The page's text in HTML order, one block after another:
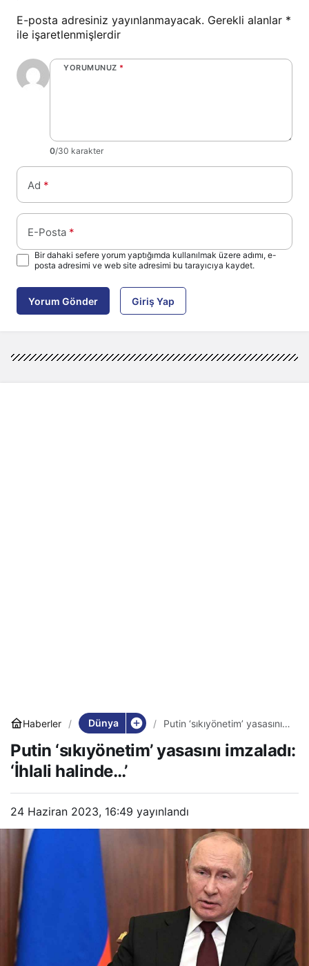
E-posta adresiniz yayınlanmayacak. Gerekli alanlar *
ile işaretlenmişlerdir
YORUMUNUZ *
0/30 karakter
Ad *
E-Posta *
Bir dahaki sefere yorum yaptığımda kullanılmak üzere adımı, e-
posta adresimi ve web site adresimi bu tarayıcıya kaydet.
Yorum Gönder Giriş Yap
Haberler Dünya
Putin ‘sıkıyönetim’ yasasını
Putin ‘sıkıyönetim’ yasasını imzaladı:
‘İhlali halinde…’
24 Haziran 2023, 16:49 yayınlandı